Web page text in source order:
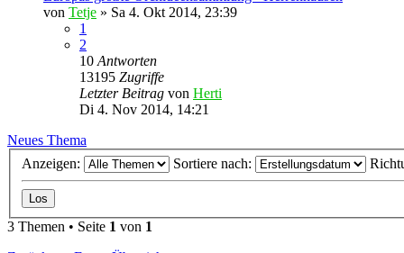
von Tetje » Sa 4. Okt 2014, 23:39
1
2
10 Antworten
13195 Zugriffe
Letzter Beitrag von Herti
Di 4. Nov 2014, 14:21
Neues Thema
Anzeigen:
Sortiere nach:
3 Themen • Seite 1 von 1